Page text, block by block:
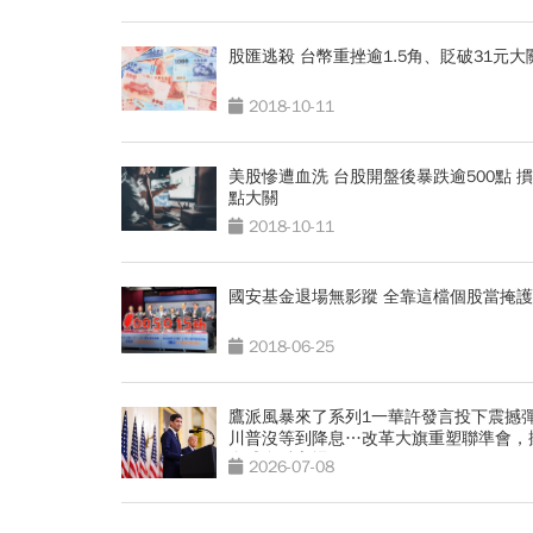
股匯逃殺 台幣重挫逾1.5角、貶破31元大
2018-10-11
美股慘遭血洗 台股開盤後暴跌逾500點
點大關
2018-10-11
國安基金退場無影蹤 全靠這檔個股當掩護
2018-06-25
鷹派風暴來了系列1一華許發言投下震撼
川普沒等到降息…改革大旗重塑聯準會，
全球金融市場
2026-07-08